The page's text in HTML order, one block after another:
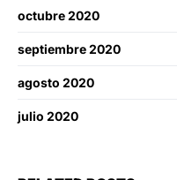
octubre 2020
septiembre 2020
agosto 2020
julio 2020